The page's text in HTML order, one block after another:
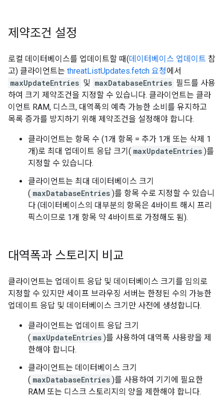
제약조건 설정
로컬 데이터베이스를 업데이트할 때(데이터베이스 업데이트 참
고) 클라이언트는 threatListUpdates.fetch 요청에서
maxUpdateEntries 및 maxDatabaseEntries 필드를 사용
하여 크기 제약조건을 지정할 수 있습니다. 클라이언트는 클라
이언트 RAM, 디스크, 대역폭의 예측 가능한 소비를 유지하고
목록 증가를 방지하기 위해 제약조건을 설정해야 합니다.
클라이언트는 항목 수 (1개 항목 = 추가 1개 또는 삭제 1
개)로 최대 업데이트 응답 크기( maxUpdateEntries )를
지정할 수 있습니다.
클라이언트는 최대 데이터베이스 크기
( maxDatabaseEntries )를 항목 수로 지정할 수 있습니
다 (데이터베이스의 대부분의 항목은 4바이트 해시 프리
픽스이므로 1개 항목 약 4바이트로 가정해도 됨).
대역폭과 스토리지 비교
클라이언트는 업데이트 응답 및 데이터베이스 크기를 임의로
지정할 수 있지만 세이프 브라우징 서버는 한정된 수의 가능한
업데이트 응답 및 데이터베이스 크기만 사전에 생성합니다.
클라이언트는 업데이트 응답 크기
( maxUpdateEntries )를 사용하여 대역폭 사용량을 제
한해야 합니다.
클라이언트는 데이터베이스 크기
( maxDatabaseEntries )를 사용하여 기기에 필요한
RAM 또는 디스크 스토리지의 양을 제한해야 합니다.